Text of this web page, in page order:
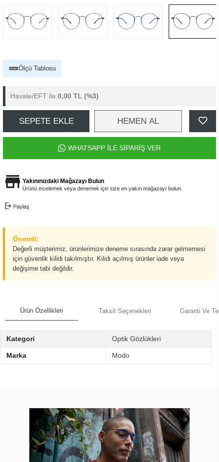
Ölçü Tablosu
Havale/EFT ile 0,00 TL (%3)
SEPETE EKLE HEMEN AL
WHATSAPP İLE SİPARİŞ VER
Yakınınızdaki Mağazayı Bulun
Ürünü incelemek veya denemek için size en yakın mağazayı bulun.
Paylaş
Önemli:
Değerli müşterimiz, ürünlerimize deneme sırasında zarar gelmemesi
için güvenlik kilidi takılmıştır. Kilidi açılmış ürünler iade veya
değişime tabi değildir.
Ürün Özellikleri Taksit Seçenekleri Garanti Ve
Kategori Optik Gözlükleri
Marka Modo